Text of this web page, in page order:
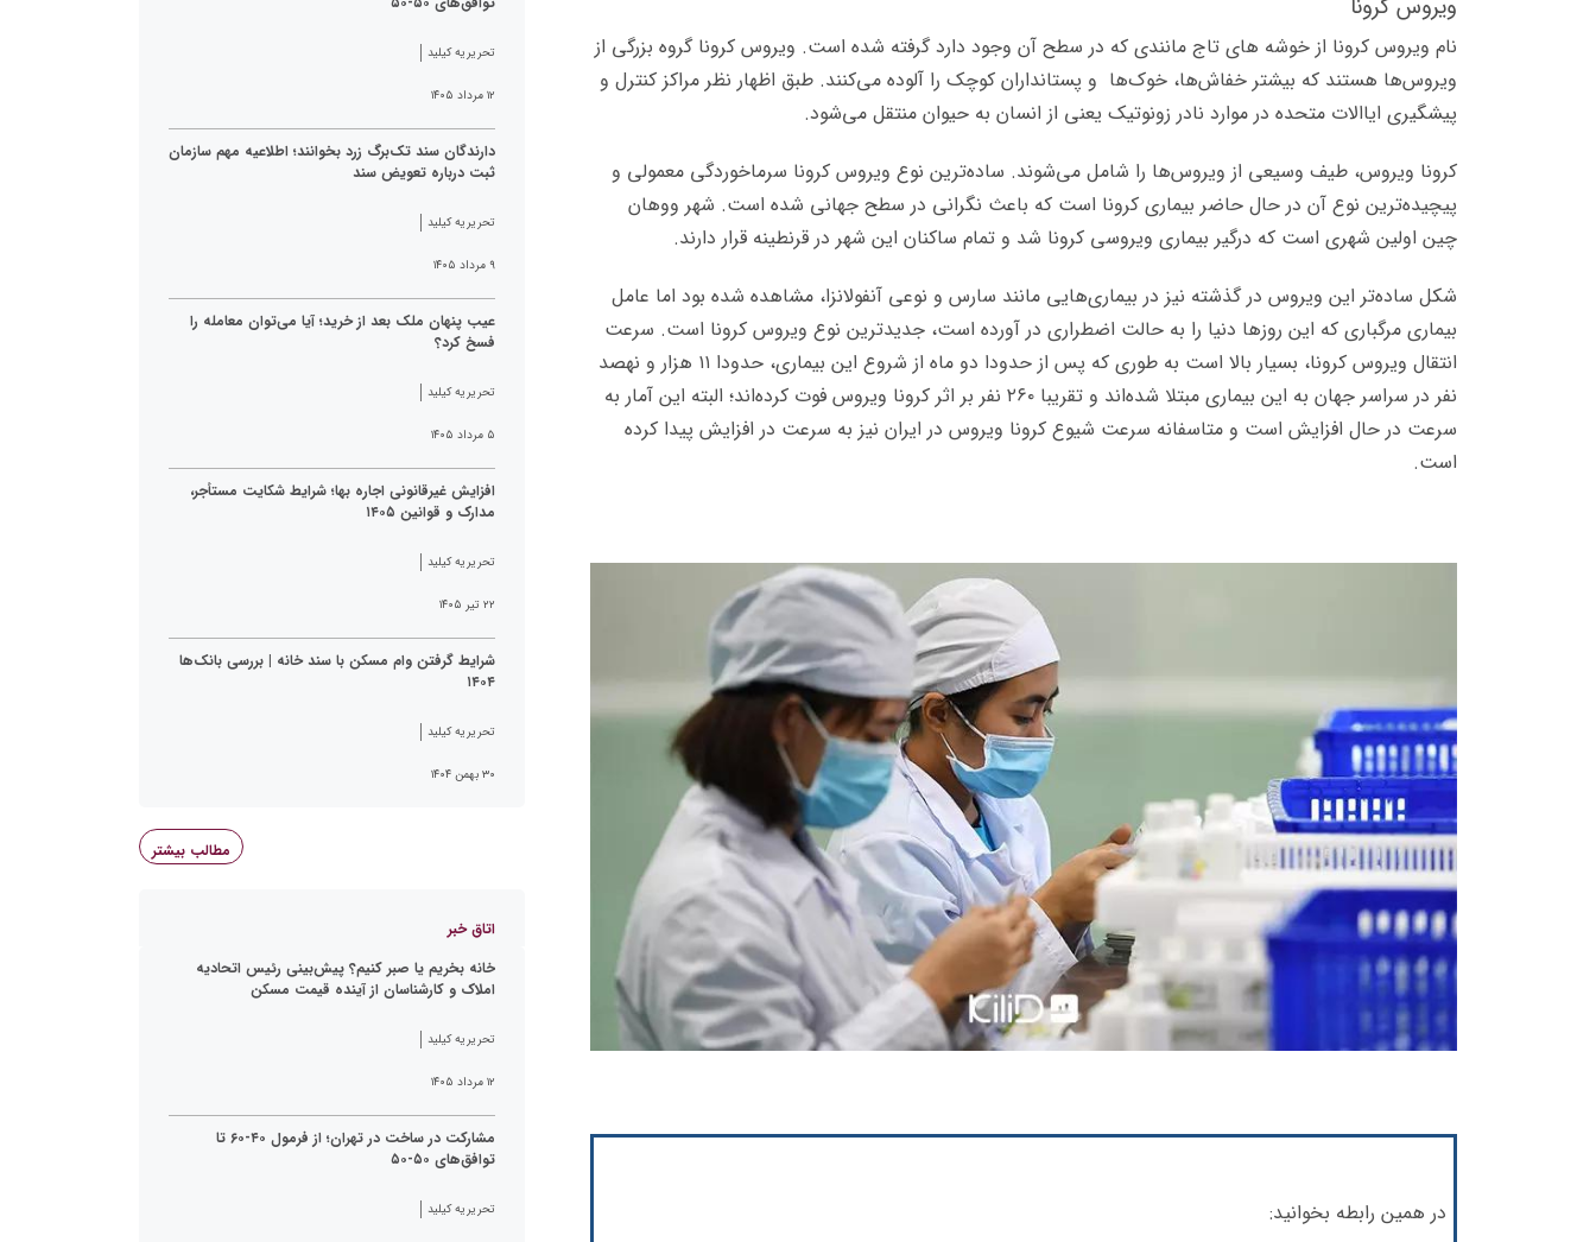
ویروس کرونا
نام ویروس کرونا از خوشه های تاج مانندی که در سطح آن وجود دارد گرفته شده است. ویروس کرونا گروه بزرگی از
ویروس‌ها هستند که بیشتر خفاش‌ها، خوک‌ها و پستانداران کوچک را آلوده می‌کنند. طبق اظهار نظر مراکز کنترل و
پیشگیری ایاالات متحده در موارد نادر زونوتیک یعنی از انسان به حیوان منتقل می‌شود.
کرونا ویروس، طیف وسیعی از ویروس‌ها را شامل می‌شوند. ساده‌ترین نوع ویروس کرونا سرماخوردگی معمولی و
پیچیده‌ترین نوع آن در حال حاضر بیماری کرونا است که باعث نگرانی در سطح جهانی شده است. شهر ووهان
چین اولین شهری است که درگیر بیماری ویروسی کرونا شد و تمام ساکنان این شهر در قرنطینه قرار دارند.
شکل ساده‌تر این ویروس در گذشته نیز در بیماری‌هایی مانند سارس و نوعی آنفولانزا، مشاهده شده بود اما عامل
بیماری مرگباری که این روزها دنیا را به حالت اضطراری در آورده است، جدیدترین نوع ویروس کرونا است. سرعت
انتقال ویروس کرونا، بسیار بالا است به طوری که پس از حدودا دو ماه از شروع این بیماری، حدودا ۱۱ هزار و نهصد
نفر در سراسر جهان به این بیماری مبتلا شده‌اند و تقریبا ۲۶۰ نفر بر اثر کرونا ویروس فوت کرده‌اند؛ البته این آمار به
سرعت در حال افزایش است و متاسفانه سرعت شیوع کرونا ویروس در ایران نیز به سرعت در افزایش پیدا کرده
است.
در همین رابطه بخوانید:
تحریریه کیلید
۱۲ مرداد ۱۴۰۵
دارندگان سند تک‌برگ زرد بخوانند؛ اطلاعیه مهم سازمان
ثبت درباره تعویض سند
تحریریه کیلید
۹ مرداد ۱۴۰۵
عیب پنهان ملک بعد از خرید؛ آیا می‌توان معامله را
فسخ کرد؟
تحریریه کیلید
۵ مرداد ۱۴۰۵
افزایش غیرقانونی اجاره بها؛ شرایط شکایت مستأجر،
مدارک و قوانین ۱۴۰۵
تحریریه کیلید
۲۲ تیر ۱۴۰۵
شرایط گرفتن وام مسکن با سند خانه | بررسی بانک‌ها
۱۴۰۴
تحریریه کیلید
۳۰ بهمن ۱۴۰۴
مطالب بیشتر
اتاق خبر
خانه بخریم یا صبر کنیم؟ پیش‌بینی رئیس اتحادیه
املاک و کارشناسان از آینده قیمت مسکن
تحریریه کیلید
۱۲ مرداد ۱۴۰۵
مشارکت در ساخت در تهران؛ از فرمول ۴۰-۶۰ تا
توافق‌های ۵۰-۵۰
تحریریه کیلید